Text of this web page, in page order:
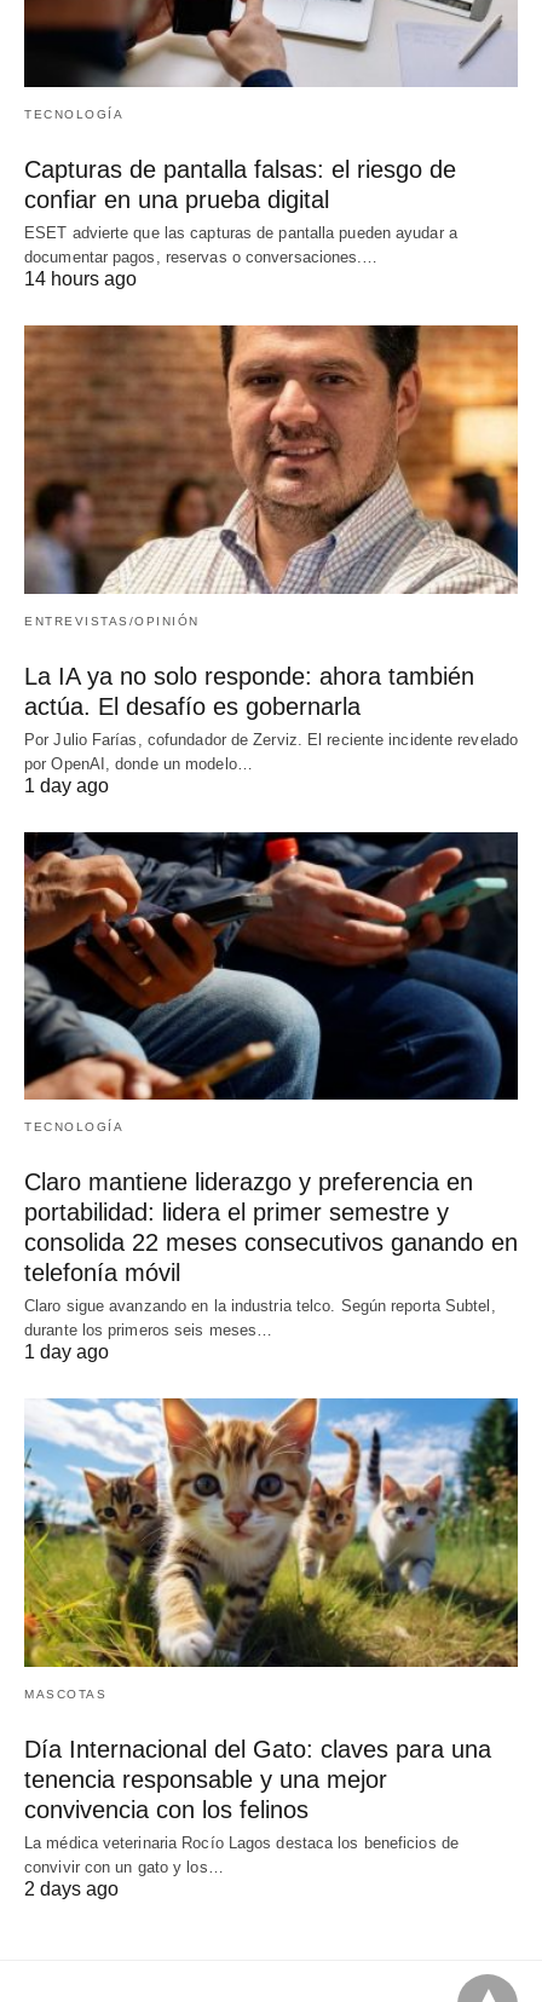
TECNOLOGÍA
Capturas de pantalla falsas: el riesgo de
confiar en una prueba digital
ESET advierte que las capturas de pantalla pueden ayudar a
documentar pagos, reservas o conversaciones.…
14 hours ago
ENTREVISTAS/OPINIÓN
La IA ya no solo responde: ahora también
actúa. El desafío es gobernarla
Por Julio Farías, cofundador de Zerviz. El reciente incidente revelado
por OpenAI, donde un modelo…
1 day ago
TECNOLOGÍA
Claro mantiene liderazgo y preferencia en
portabilidad: lidera el primer semestre y
consolida 22 meses consecutivos ganando en
telefonía móvil
Claro sigue avanzando en la industria telco. Según reporta Subtel,
durante los primeros seis meses…
1 day ago
MASCOTAS
Día Internacional del Gato: claves para una
tenencia responsable y una mejor
convivencia con los felinos
La médica veterinaria Rocío Lagos destaca los beneficios de
convivir con un gato y los…
2 days ago